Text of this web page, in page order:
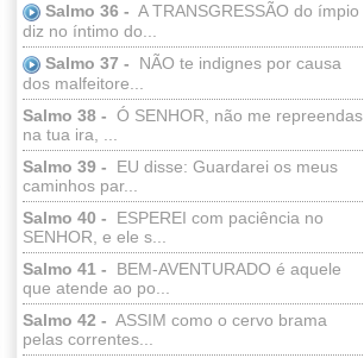
Salmo 36 - A TRANSGRESSÃO do ímpio
diz no íntimo do...
Salmo 37 -
NÃO te indignes por causa
dos malfeitore...
Salmo 38 - Ó SENHOR, não me repreendas
na tua ira, ...
Salmo 39 -
EU disse: Guardarei os meus
caminhos par...
Salmo 40 -
ESPEREI com paciência no
SENHOR, e ele s...
Salmo 41 -
BEM-AVENTURADO é aquele
que atende ao po...
Salmo 42 - ASSIM como o cervo brama
pelas correntes...